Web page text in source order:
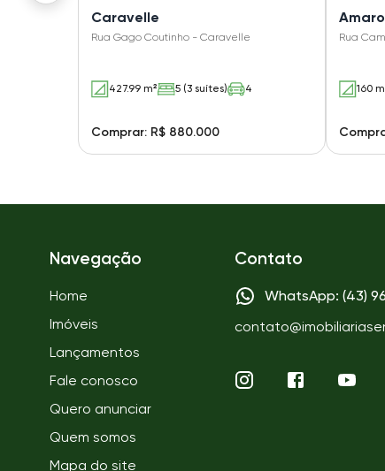
Caravelle
Rua Gago Coutinho - Caravelle
427.99 m² 5 (3 suítes) 4
Comprar: R$ 880.000
Amaro
Rua
160
Navegação
Home
Imóveis
Lançamentos
Fale conosco
Quero anunciar
Quem somos
Mapa do site
Contato
WhatsApp: (43)